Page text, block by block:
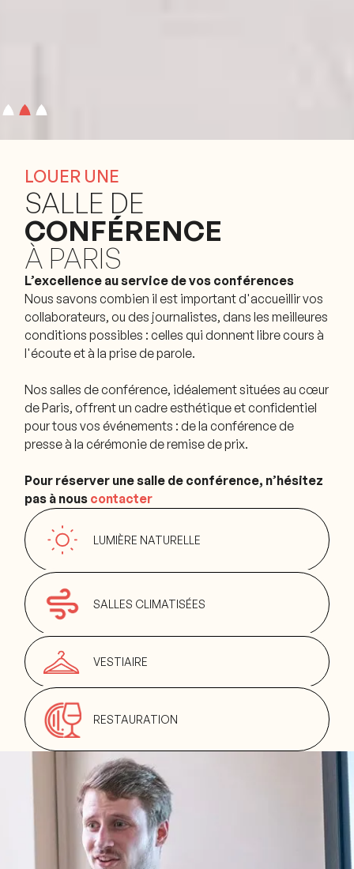
LOUER UNE
SALLE DE
CONFÉRENCE
À PARIS
L’excellence au service de vos conférences
Nous savons combien il est important d'accueillir vos
collaborateurs, ou des journalistes, dans les meilleures
conditions possibles : celles qui donnent libre cours à
l'écoute et à la prise de parole.
Nos salles de conférence, idéalement situées au cœur
de Paris, offrent un cadre esthétique et confidentiel
pour tous vos événements : de la conférence de
presse à la cérémonie de remise de prix.
Pour réserver une salle de conférence, n’hésitez
pas à nous contacter
LUMIÈRE NATURELLE
SALLES CLIMATISÉES
VESTIAIRE
RESTAURATION